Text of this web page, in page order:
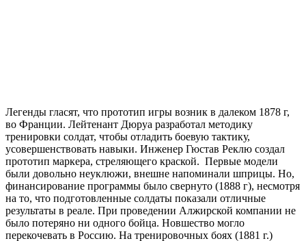
Легенды гласят, что прототип игры возник в далеком 1878 г,
во Франции. Лейтенант Дюруа разработал методику
тренировки солдат, чтобы отладить боевую тактику,
усовершенствовать навыки. Инженер Гюстав Реклю создал
прототип маркера, стреляющего краской. Первые модели
были довольно неуклюжи, внешне напоминали шприцы. Но,
финансирование программы было свернуто (1888 г), несмотря
на то, что подготовленные солдаты показали отличные
результаты в реале. При проведении Алжирской компании не
было потеряно ни одного бойца. Новшество могло
перекочевать в Россию. На тренировочных боях (1881 г.)